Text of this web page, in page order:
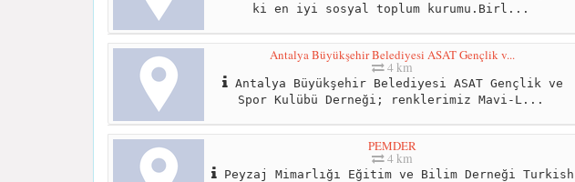
ki en iyi sosyal toplum kurumu.Birl...
Antalya Büyükşehir Belediyesi ASAT Gençlik v...
4 km
Antalya Büyükşehir Belediyesi ASAT Gençlik ve
Spor Kulübü Derneği; renklerimiz Mavi-L...
PEMDER
4 km
Peyzaj Mimarlığı Eğitim ve Bilim Derneği Turkish